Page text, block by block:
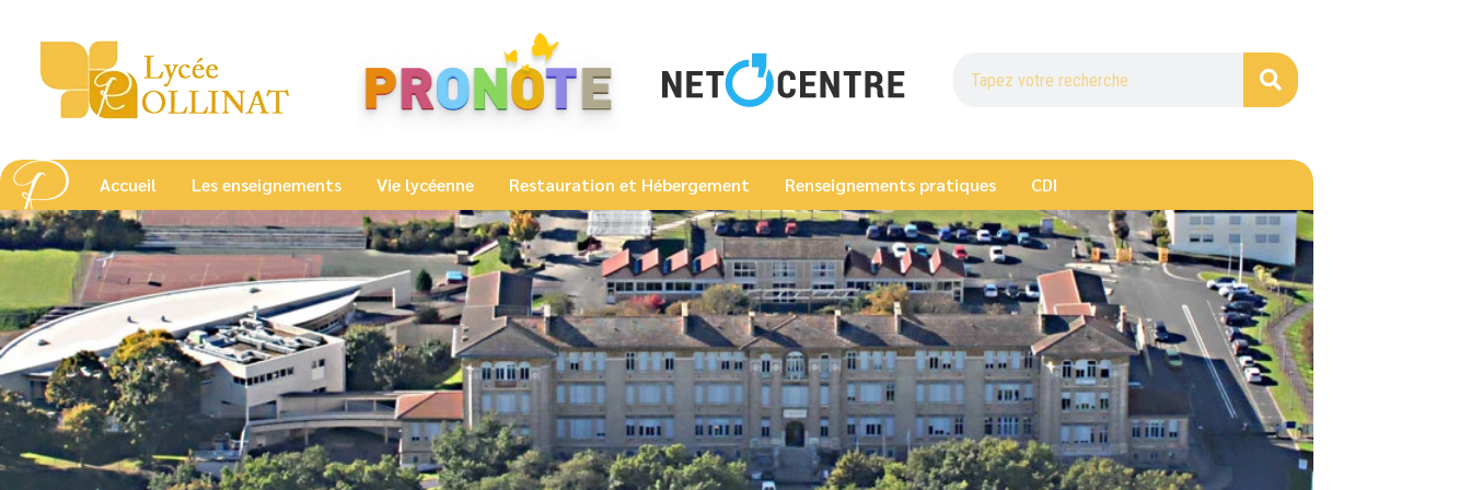
Accueil Les enseignements Vie lycéenne Restauration et Hébergement Renseignements pratiques CDI